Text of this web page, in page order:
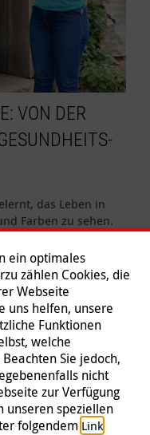
VON DER
das Leben in
Farben zu sehen.
Blut, und so
Zirkusartistin.
dem sie arbeitete,
Vorbei
und des
Kolumbien
sie sich nun für
ein - allen
ein optimales
zählen Cookies, die
Webseite
uns helfen, unsere
Funktionen
welche
Sie jedoch,
nicht
zur Verfügung
unseren speziellen
folgendem Link.